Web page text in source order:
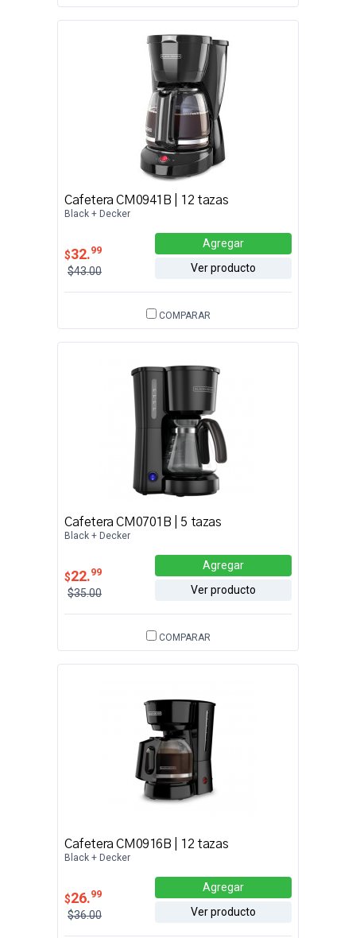
Cafetera CM0941B | 12 tazas
Black + Decker
$32.99
$43.00
Agregar
Ver producto
COMPARAR
Cafetera CM0701B | 5 tazas
Black + Decker
$22.99
$35.00
Agregar
Ver producto
COMPARAR
Cafetera CM0916B | 12 tazas
Black + Decker
$26.99
$36.00
Agregar
Ver producto